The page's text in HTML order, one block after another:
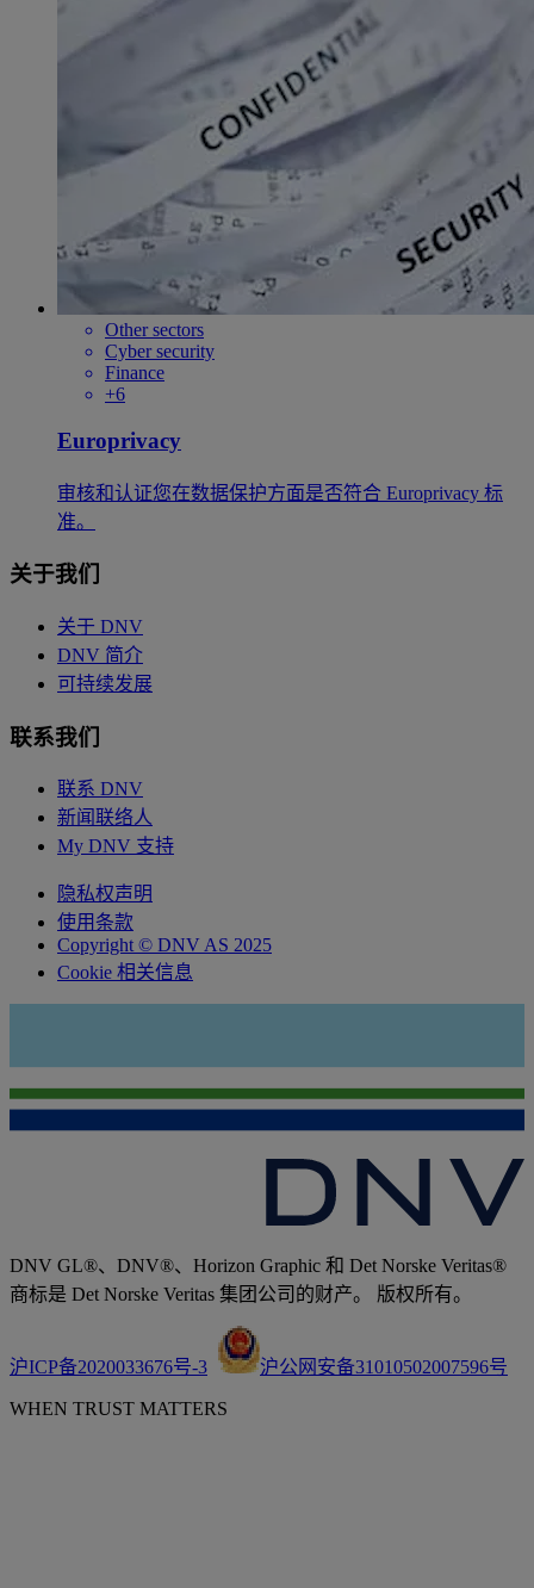
Other sectors
Cyber security
Finance
+6
Europrivacy
审核和认证您在数据保护方面是否符合 Europrivacy 标
准。
关于我们
关于 DNV
DNV 简介
可持续发展
联系我们
联系 DNV
新闻联络人
My DNV 支持
隐私权声明
使用条款
Copyright © DNV AS 2025
Cookie 相关信息
DNV GL®、DNV®、Horizon Graphic 和 Det Norske Veritas®
商标是 Det Norske Veritas 集团公司的财产。 版权所有。
沪ICP备2020033676号-3 沪公网安备31010502007596号
WHEN TRUST MATTERS